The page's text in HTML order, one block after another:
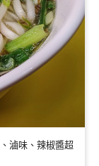
滷味、辣椒醬超